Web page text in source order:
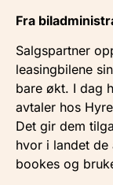
Fra
Salgspartner
leasingbilene
bare økt. I dag
avtaler hos
Det gir dem
hvor i landet de
bookes og